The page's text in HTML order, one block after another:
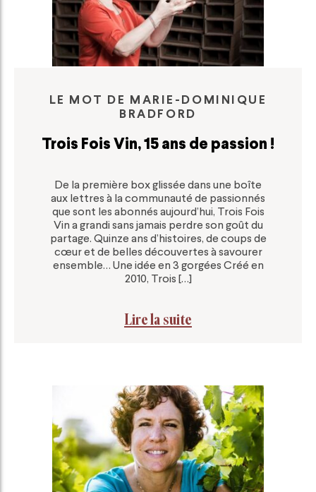
LE MOT DE MARIE-DOMINIQUE
BRADFORD
Trois Fois Vin, 15 ans de passion !
De la première box glissée dans une boîte
aux lettres à la communauté de passionnés
que sont les abonnés aujourd’hui, Trois Fois
Vin a grandi sans jamais perdre son goût du
partage. Quinze ans d’histoires, de coups de
cœur et de belles découvertes à savourer
ensemble… Une idée en 3 gorgées Créé en
2010, Trois […]
Lire la suite